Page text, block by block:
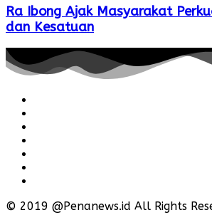
Ra Ibong Ajak Masyarakat
dan Kesatuan
© 2019 @Penanews.id All Rights